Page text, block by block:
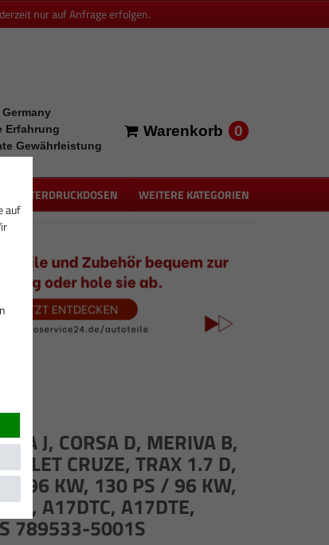
nur auf Anfrage erfolgen.
Erfahrung
Gewährleistung
Warenkorb 0
UNTERDRUCKDOSEN WEITERE KATEGORIEN
J, CORSA D, MERIVA B,
CRUZE, TRAX 1.7 D,
/ 96 KW, 130 PS / 96 KW,
A17DTC, A17DTE,
789533-5001S
auf